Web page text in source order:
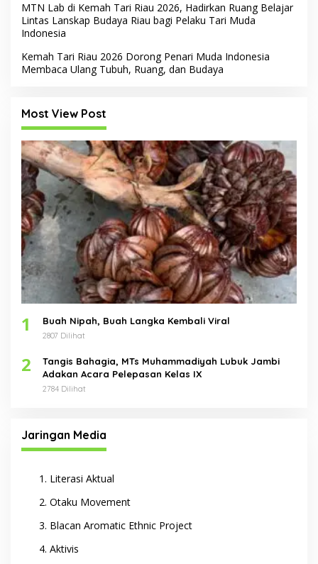
MTN Lab di Kemah Tari Riau 2026, Hadirkan Ruang Belajar
Lintas Lanskap Budaya Riau bagi Pelaku Tari Muda
Indonesia
Kemah Tari Riau 2026 Dorong Penari Muda Indonesia
Membaca Ulang Tubuh, Ruang, dan Budaya
Most View Post
1 Buah Nipah, Buah Langka Kembali Viral
2807 Dilihat
2
Tangis Bahagia, MTs Muhammadiyah Lubuk Jambi
Adakan Acara Pelepasan Kelas IX
2784 Dilihat
Jaringan Media
Literasi Aktual
Otaku Movement
Blacan Aromatic Ethnic Project
Aktivis